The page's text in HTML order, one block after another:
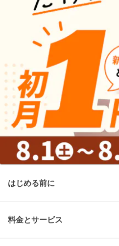
はじめる前に
料金とサービス